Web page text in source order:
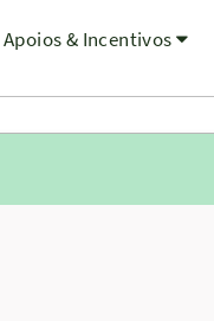
Apoios & Incentivos